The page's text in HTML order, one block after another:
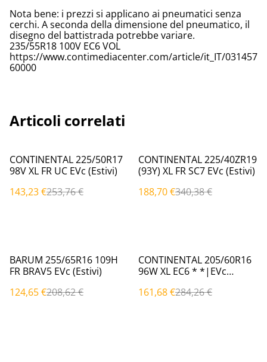
Nota bene: i prezzi si applicano ai pneumatici senza
cerchi. A seconda della dimensione del pneumatico, il
disegno del battistrada potrebbe variare.
235/55R18 100V EC6 VOL
https://www.contimediacenter.com/article/it_IT/031457
60000
Articoli correlati
%
CONTINENTAL 225/50R17
98V XL FR UC EVc (Estivi)
143,23 €253,76 €
%
CONTINENTAL 225/40ZR19
(93Y) XL FR SC7 EVc (Estivi)
188,70 €340,38 €
%
BARUM 255/65R16 109H
FR BRAV5 EVc (Estivi)
124,65 €208,62 €
%
CONTINENTAL 205/60R16
96W XL EC6 * *|EVc
161,68 €284,26 €